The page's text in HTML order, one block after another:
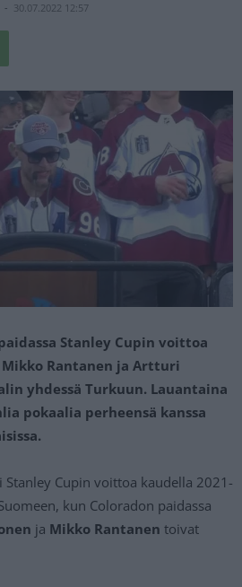
- 30.07.2022 12:57
Stanley Cupin voittoa
Rantanen ja Artturi
yhdessä Turkuun. Lauantaina
pokaalia perheensä kanssa
Stanley Cupin voittoa kaudella 2021-
kun Coloradon paidassa
ja Mikko Rantanen toivat